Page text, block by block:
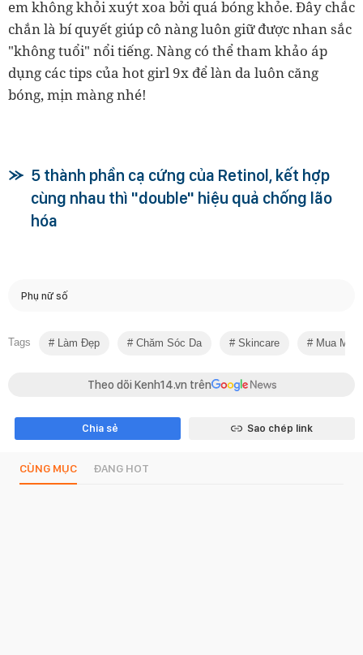
em không khỏi xuýt xoa bởi quá bóng khỏe. Đây chắc
chắn là bí quyết giúp cô nàng luôn giữ được nhan sắc
"không tuổi" nổi tiếng. Nàng có thể tham khảo áp
dụng các tips của hot girl 9x để làn da luôn căng
bóng, mịn màng nhé!
5 thành phần cạ cứng của Retinol, kết hợp
cùng nhau thì "double" hiệu quả chống lão
hóa
Phụ nữ số
Tags Làm Đẹp Chăm Sóc Da Skincare Mua Món
Theo dõi Kenh14.vn trên
Chia sẻ Sao chép link
CÙNG MỤC ĐANG HOT